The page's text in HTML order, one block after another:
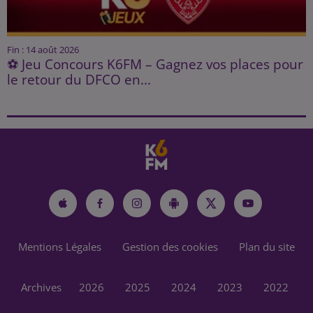
Fin : 14 août 2026
⚽ Jeu Concours K6FM – Gagnez vos places pour
le retour du DFCO en...
Mentions Légales Gestion des cookies Plan du site
Archives 2026 2025 2024 2023 2022